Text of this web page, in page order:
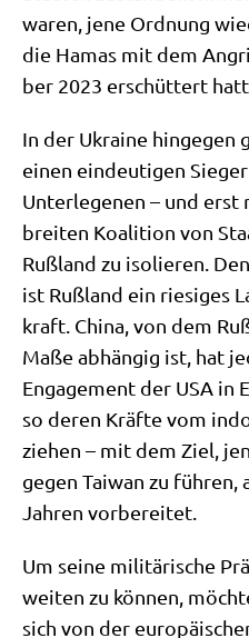
waren, jene Ord­nung
die Hamas mit dem
ber 2023 erschüt­tert
In der Ukrai­ne hin­ge­gen
einen ein­deu­ti­gen
Unter­le­ge­nen – und erst
brei­ten Koali­ti­on von
Ruß­land zu iso­lie­ren.
ist Ruß­land ein rie­si­ges
kraft. Chi­na, von dem
Maße abhän­gig ist, hat
Enga­ge­ment der USA in
so deren Kräf­te vom
zie­hen – mit dem Ziel,
gegen Tai­wan zu füh­ren,
Jah­ren vorbereitet.
Um sei­ne mili­tä­ri­sche
wei­ten zu kön­nen,
sich von der